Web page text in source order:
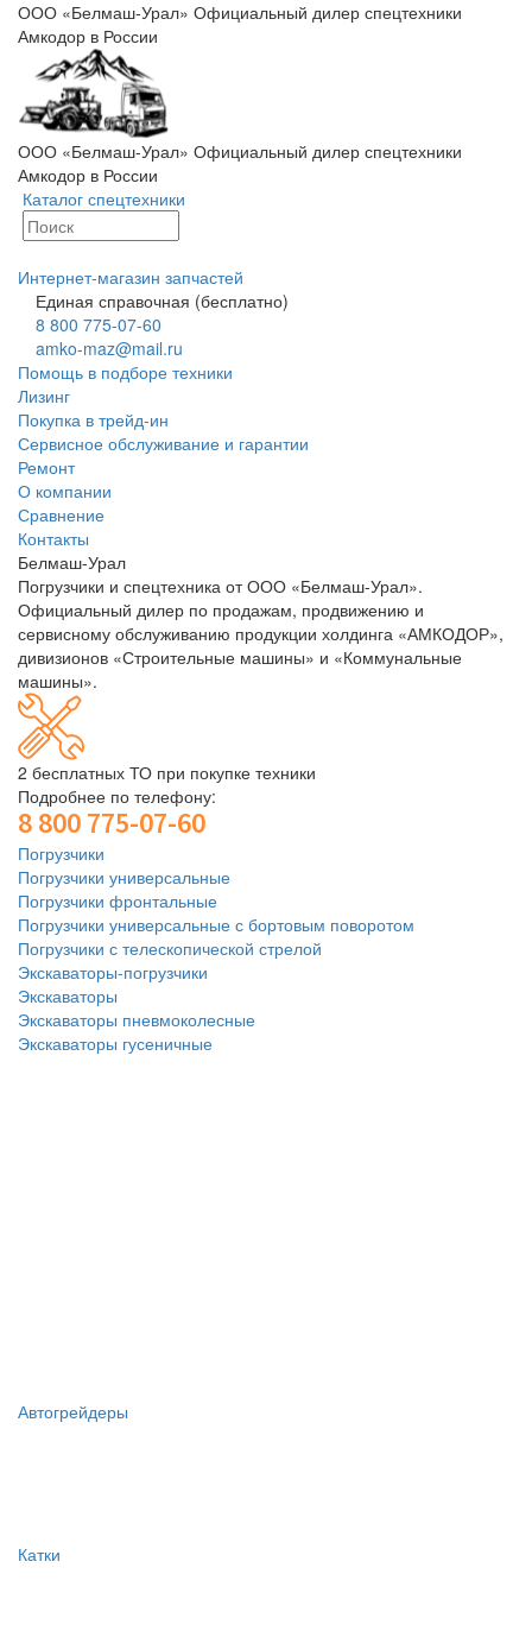
ООО «Белмаш-Урал» Официальный дилер спецтехники
Амкодор в России
ООО «Белмаш-Урал» Официальный дилер спецтехники
Амкодор в России
Каталог спецтехники
Интернет-магазин запчастей
Единая справочная (бесплатно)
8 800 775-07-60
amko-maz@mail.ru
Помощь в подборе техники
Лизинг
Покупка в трейд-ин
Сервисное обслуживание и гарантии
Ремонт
О компании
Сравнение
Контакты
Белмаш-Урал
Погрузчики и спецтехника от ООО «Белмаш-Урал».
Официальный дилер по продажам, продвижению и
сервисному обслуживанию продукции холдинга «АМКОДОР»,
дивизионов «Строительные машины» и «Коммунальные
машины».
2 бесплатных ТО при покупке техники
Подробнее по телефону:
8 800 775-07-60
Погрузчики
Погрузчики универсальные
Погрузчики фронтальные
Погрузчики универсальные с бортовым поворотом
Погрузчики с телескопической стрелой
Экскаваторы-погрузчики
Экскаваторы
Экскаваторы пневмоколесные
Экскаваторы гусеничные
Автогрейдеры
Катки